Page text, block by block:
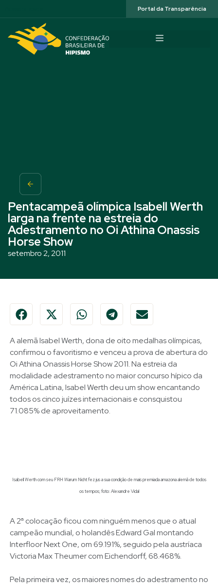
Portal da Transparência
Pentacampeã olímpica Isabell Werth
larga na frente na estreia do
Adestramento no Oi Athina Onassis
Horse Show
setembro 2, 2011
A alemã Isabel Werth, dona de oito medalhas olímpicas,
confirmou o favoritismo e venceu a prova de abertura do
Oi Athina Onassis Horse Show 2011. Na estreia da
modalidade adestramento no maior concurso hípico da
América Latina, Isabel Werth deu um show encantando
todos os cinco juízes internacionais e consquistou
71.085% de aproveitamento.
Isabell Werth com seu FRH Warum Nicht fez jus a sua condição de mais premiada amazona alemã de todos
os tempos; foto: Alexandre Vidal
A 2ª colocação ficou com ninguém menos que o atual
campeão mundial, o holandês Edward Gal montando
Interfloor Next One, om 69.191%, seguido pela austríaca
Victoria Max Theumer com Eichendorff, 68.468%.
Pela primeira vez, os maiores nomes do adestramento no